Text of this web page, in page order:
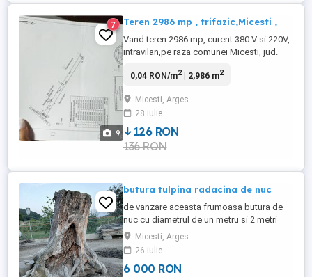
9
7 Teren 2986 mp , trifazic,Micesti ,
Vand teren 2986 mp, curent 380 V si 220V,
intravilan,pe raza comunei Micesti, jud.
situat la 2 km de Uzina Dacia, curent
diametrul de 1m, cabana lemn , pomi
fructiferi , negociabil.
0,04 RON/m2| 2,986 m2
Micesti, Arges
28 iulie
126 RON
136 RON
butura tulpina radacina de nuc
de vanzare aceasta frumoasa butura de
nuc cu diametrul de un metru si 2 metri
inaltime si la baza.
Micesti, Arges
26 iulie
6 000 RON